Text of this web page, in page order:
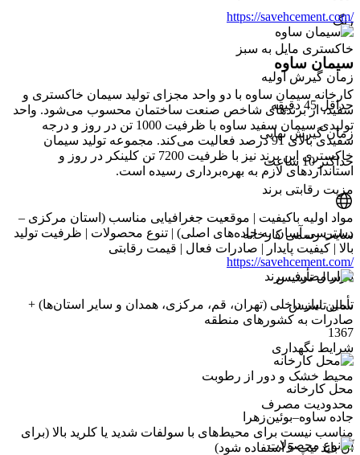
رنگ
خاکستری مایل به سبز
زمان گیرش اولیه
حداقل 45 دقیقه
زمان گیرش نهایی
حداکثر 10 ساعت
مزیت رقابتی برند
مواد اولیه باکیفیت | موقعیت جغرافیایی مناسب (استان مرکزی –
دسترسی آسان به جاده‌های اصلی) | تنوع محصولات | ظرفیت تولید
بالا | کیفیت پایدار | صادرات فعال | قیمت رقابتی
بازار مصرف برند
تأمین نیاز داخلی (تهران، قم، مرکزی، همدان و سایر استان‌ها) +
صادرات به کشورهای منطقه
شرایط نگهداری
محیط خشک و دور از رطوبت
محدودیت مصرف
مناسب نیست برای محیط‌های با سولفات شدید یا کلرید بالا (برای
آن باید تیپ 5 استفاده شود)
https://savehcement.com/
سیمان ساوه
کارخانه سیمان ساوه با دو واحد مجزای تولید سیمان خاکستری و
سفید، از برندهای شاخص صنعت ساختمان محسوب می‌شود. واحد
تولیدی سیمان سفید ساوه با ظرفیت 1000 تن در روز و درجه
سفیدی بالای 91 درصد فعالیت می‌کند. مجموعه تولید سیمان
خاکستری این برند نیز با ظرفیت 7200 تن کلینکر در روز و
استانداردهای لازم به بهره‌برداری رسیده است.
سایت رسمی کارخانه
https://savehcement.com/
سال تاسیس
1367
محل کارخانه
جاده ساوه–بوئین‌زهرا